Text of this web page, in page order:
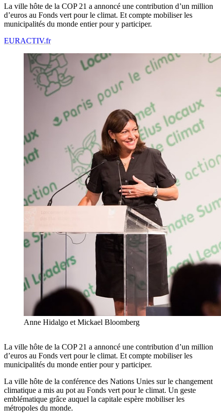
La ville hôte de la COP 21 a annoncé une contribution d’un million
d’euros au Fonds vert pour le climat. Et compte mobiliser les
municipalités du monde entier pour y participer.
EURACTIV.fr
Anne Hidalgo et Mickael Bloomberg
La ville hôte de la COP 21 a annoncé une contribution d’un million
d’euros au Fonds vert pour le climat. Et compte mobiliser les
municipalités du monde entier pour y participer.
La ville hôte de la conférence des Nations Unies sur le changement
climatique a mis au pot au Fonds vert pour le climat. Un geste
emblématique grâce auquel la capitale espère mobiliser les
métropoles du monde.